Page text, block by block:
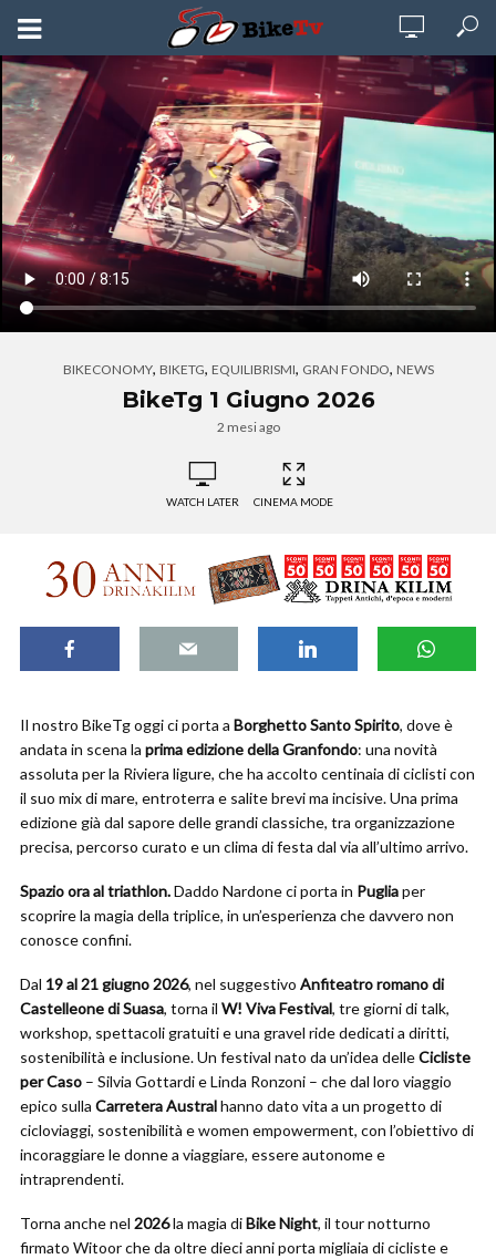
BIKECONOMY, BIKETG, EQUILIBRISMI, GRAN FONDO, NEWS
BikeTg 1 Giugno 2026
2 mesi ago
WATCH LATER CINEMA MODE
Il nostro BikeTg oggi ci porta a Borghetto Santo Spirito, dove è
andata in scena la prima edizione della Granfondo: una novità
assoluta per la Riviera ligure, che ha accolto centinaia di ciclisti con
il suo mix di mare, entroterra e salite brevi ma incisive. Una prima
edizione già dal sapore delle grandi classiche, tra organizzazione
precisa, percorso curato e un clima di festa dal via all’ultimo arrivo.
Spazio ora al triathlon.Daddo Nardone ci porta in Pugliaper
scoprire la magia della triplice, in un’esperienza che davvero non
conosce confini.
Dal 19 al 21 giugno 2026, nel suggestivo Anfiteatro romano di
Castelleone di Suasa, torna il W! Viva Festival, tre giorni di talk,
workshop, spettacoli gratuiti e una gravel ride dedicati a diritti,
sostenibilità e inclusione. Un festival nato da un’idea delleCicliste
per Caso – Silvia Gottardi e Linda Ronzoni – che dal loro viaggio
epico sulla Carretera Australhanno dato vita a un progetto di
cicloviaggi, sostenibilità e women empowerment, con l’obiettivo di
incoraggiare le donne a viaggiare, essere autonome e
intraprendenti.
Torna anche nel 2026la magia diBike Night, il tour notturno
firmato Witoor che da oltre dieci anni porta migliaia di cicliste e